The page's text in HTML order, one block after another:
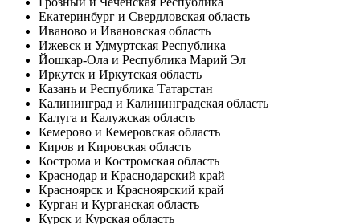
Екатеринбург и Свердловская область
Иваново и Ивановская область
Ижевск и Удмуртская Республика
Йошкар-Ола и Республика Марий Эл
Иркутск и Иркутская область
Казань и Республика Татарстан
Калининград и Калининградская область
Калуга и Калужская область
Кемерово и Кемеровская область
Киров и Кировская область
Кострома и Костромская область
Краснодар и Краснодарский край
Красноярск и Красноярский край
Курган и Курганская область
Курск и Курская область